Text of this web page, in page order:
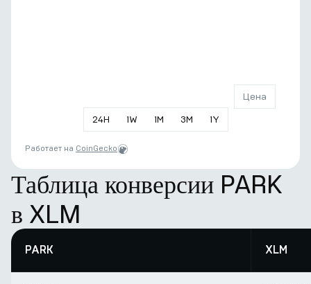
24H 1W 1M 3M 1Y
Цена
Работает на CoinGecko
Таблица конверсии PARK
в XLM
PARK XLM